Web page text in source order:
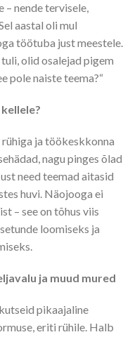
– nende tervisele,
aastal oli mul
töötuba just meestele.
tuli, olid osalejad pigem
pole naiste teema?“
ja töökeskkonna
nagu pinges õlad
need teemad aitasid
huvi. Näojooga ei
– see on tõhus viis
loomiseks ja
ja muud mured
pikaajaline
eriti rühile. Halb